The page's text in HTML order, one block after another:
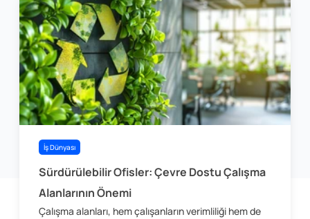
İş Dünyası
Sürdürülebilir Ofisler: Çevre Dostu Çalışma
Alanlarının Önemi
Çalışma alanları, hem çalışanların verimliliği hem de